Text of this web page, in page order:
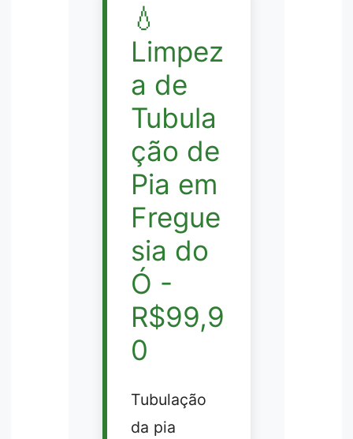
💧
Limpez
a de
Tubula
ção de
Pia em
Fregue
sia do
Ó -
R$99,9
0
Tubulação
da pia